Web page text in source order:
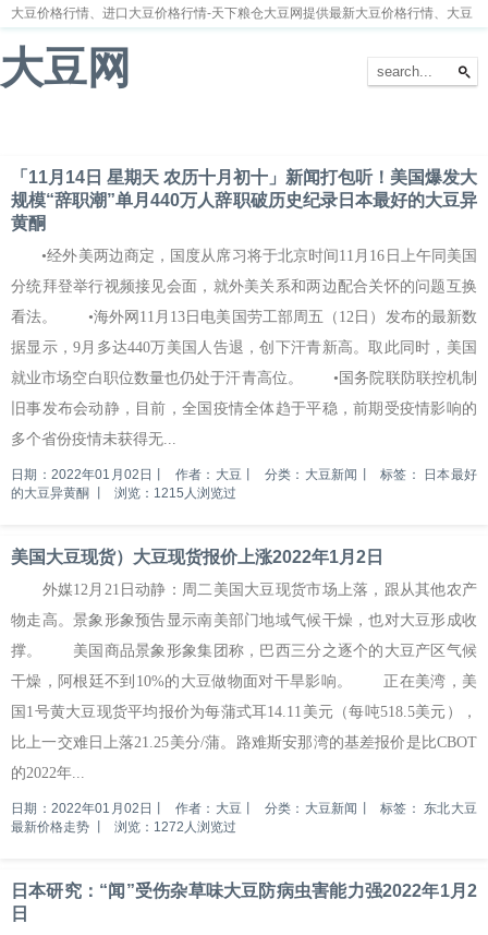
大豆价格行情、进口大豆价格行情-天下粮仓大豆网提供最新大豆价格行情、大豆
大豆网
「11月14日 星期天 农历十月初十」新闻打包听！美国爆发大
规模“辞职潮”单月440万人辞职破历史纪录日本最好的大豆异
黄酮
•经外美两边商定，国度从席习将于北京时间11月16日上午同美国
分统拜登举行视频接见会面，就外美关系和两边配合关怀的问题互换
看法。 •海外网11月13日电美国劳工部周五（12日）发布的最新数
据显示，9月多达440万美国人告退，创下汗青新高。取此同时，美国
就业市场空白职位数量也仍处于汗青高位。 •国务院联防联控机制
旧事发布会动静，目前，全国疫情全体趋于平稳，前期受疫情影响的
多个省份疫情未获得无...
日期：2022年01月02日 作者：大豆 分类：大豆新闻 标签：
日本最好
的大豆异黄酮
浏览：1215人浏览过
美国大豆现货）大豆现货报价上涨2022年1月2日
外媒12月21日动静：周二美国大豆现货市场上落，跟从其他农产
物走高。景象形象预告显示南美部门地域气候干燥，也对大豆形成收
撑。 美国商品景象形象集团称，巴西三分之逐个的大豆产区气候
干燥，阿根廷不到10%的大豆做物面对干旱影响。 正在美湾，美
国1号黄大豆现货平均报价为每蒲式耳14.11美元（每吨518.5美元），
比上一交难日上落21.25美分/蒲。路难斯安那湾的基差报价是比CBOT
的2022年...
日期：2022年01月02日 作者：大豆 分类：大豆新闻 标签： 东北大豆
最新价格走势
浏览：1272人浏览过
日本研究：“闻”受伤杂草味大豆防病虫害能力强2022年1月2
日